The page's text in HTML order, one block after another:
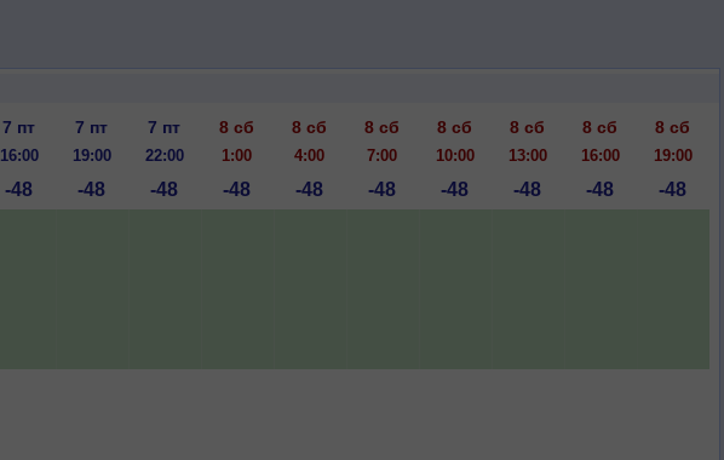
7 пт 7 пт 7 пт 8 сб 8 сб 8 сб 8 сб 8 сб 8 сб 8 сб
16:00 19:00 22:00 1:00 4:00 7:00 10:00 13:00 16:00 19:00
-48 -48 -48 -48 -48 -48 -48 -48 -48 -48